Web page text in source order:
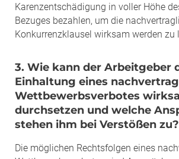
Karenzentschädigung in voller Höhe
Bezuges bezahlen, um die
Konkurrenzklausel wirksam werden zu
3. Wie kann der Arbeitgeber
Einhaltung eines
Wettbewerbsverbotes
durchsetzen und welche
stehen ihm bei Verstößen zu?
Die möglichen Rechtsfolgen eines